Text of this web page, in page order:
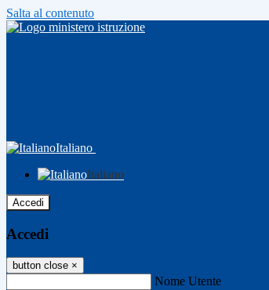
Salta al contenuto
Italiano
Italiano
Accedi
Accedi
button close ×
Nome Utente